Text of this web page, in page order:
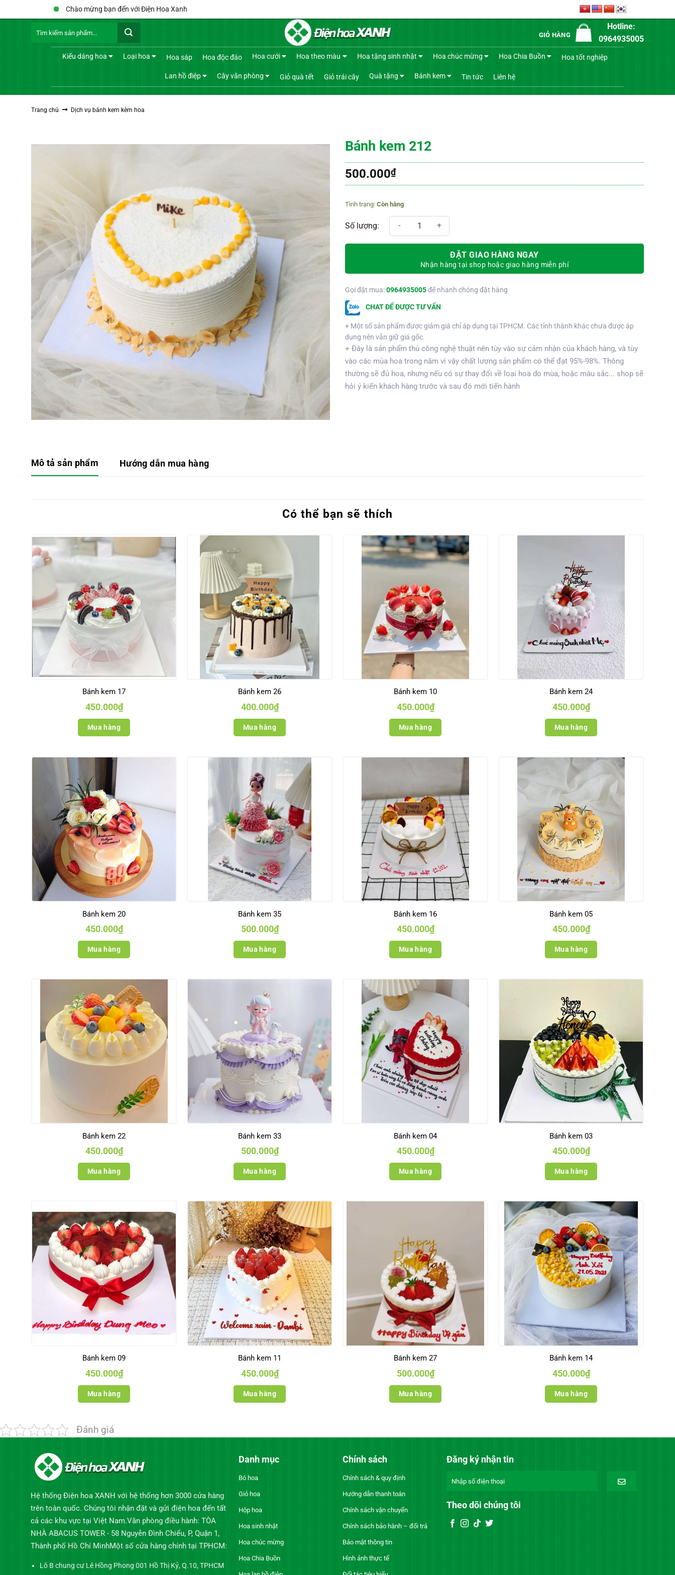
qua
Chào mừng bạn đến với Điện Hoa Xanh
kiếm:
GIỎ HÀNG
Hotline:
0964935005
Kiểu dáng hoa Loại hoa Hoa sáp Hoa độc đáo Hoa cưới Hoa theo màu Hoa tặng sinh nhật Hoa chúc mừng Hoa Chia Buồn Hoa tốt nghiệp
Lan hồ điệp Cây văn phòng Giỏ quà tết Giỏ trái cây Quà tặng Bánh kem Tin tức Liên hệ
Trang chủ Dịch vụ bánh kem kèm hoa
Bánh kem 212
500.000₫
Còn hàng
Bánh kem 212 số lượng
ĐẶT GIAO HÀNG NGAY
Nhận hàng tại shop hoặc giao hàng miễn phí
Gọi đặt mua:0964935005để nhanh chóng đặt hàng
CHAT ĐỂ ĐƯỢC TƯ VẤN
+ Một số sản phẩm được giảm giá chỉ áp dụng tại TPHCM. Các tỉnh thành khác chưa được áp
dụng nên vẫn giữ giá gốc.
+ Đây là sản phẩm thủ công nghệ thuật nên tùy vào sự cảm nhận của khách hàng, và tùy
vào các mùa hoa trong năm vì vậy chất lượng sản phẩm có thể đạt 95%-98%. Thông
thường sẽ đủ hoa, nhưng nếu có sự thay đổi về loại hoa do mùa, hoặc màu sắc... shop sẽ
hỏi ý kiến khách hàng trước và sau đó mới tiến hành
Mô tả sản phẩm Hướng dẫn mua hàng
Có thể bạn sẽ thích
Bánh kem 17
450.000₫
Mua hàng
Bánh kem 26
400.000₫
Mua hàng
Bánh kem 10
450.000₫
Mua hàng
Bánh kem 24
450.000₫
Mua hàng
Bánh kem 20
450.000₫
Mua hàng
Bánh kem 35
500.000₫
Mua hàng
Bánh kem 16
450.000₫
Mua hàng
Bánh kem 05
450.000₫
Mua hàng
Bánh kem 22
450.000₫
Mua hàng
Bánh kem 33
500.000₫
Mua hàng
Bánh kem 04
450.000₫
Mua hàng
Bánh kem 03
450.000₫
Mua hàng
Bánh kem 09
450.000₫
Mua hàng
Bánh kem 11
450.000₫
Mua hàng
Bánh kem 27
500.000₫
Mua hàng
Bánh kem 14
450.000₫
Mua hàng
Đánh giá
Hệ thống Điện hoa XANH với hệ thống hơn 3000 cửa hàng
trên toàn quốc. Chúng tôi nhận đặt và gửi điện hoa đến tất
cả các khu vực tại Việt Nam.Văn phòng điều hành: TÒA
NHÀ ABACUS TOWER - 58 Nguyễn Đình Chiểu, P, Quận 1,
Thành phố Hồ Chí MinhMột số cửa hàng chính tại TPHCM:
Lô B chung cư Lê Hồng Phong 001 Hồ Thị Kỷ, Q.10, TPHCM
Danh mục
Bó hoa
Giỏ hoa
Hộp hoa
Hoa sinh nhật
Hoa chúc mừng
Hoa Chia Buồn
Chính sách
Chính sách & quy định
Hướng dẫn thanh toán
Chính sách vận chuyển
Chính sách bảo hành – đổi trả
Bảo mật thông tin
Hình ảnh thực tế
Đăng ký nhận tin
Theo dõi chúng tôi